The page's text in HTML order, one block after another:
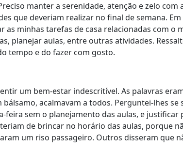
manter a serenidade, atenção e zelo com
que deveriam realizar no final de semana. Em
as minhas tarefas de casa relacionadas com o
planejar aulas, entre outras atividades.
tempo e do fazer com gosto.
um bem-estar indescritível. As palavras
acalmavam a todos. Perguntei-lhes se
feira sem o planejamento das aulas, e justificar
de brincar no horário das aulas, porque
um riso passageiro. Outros disseram que